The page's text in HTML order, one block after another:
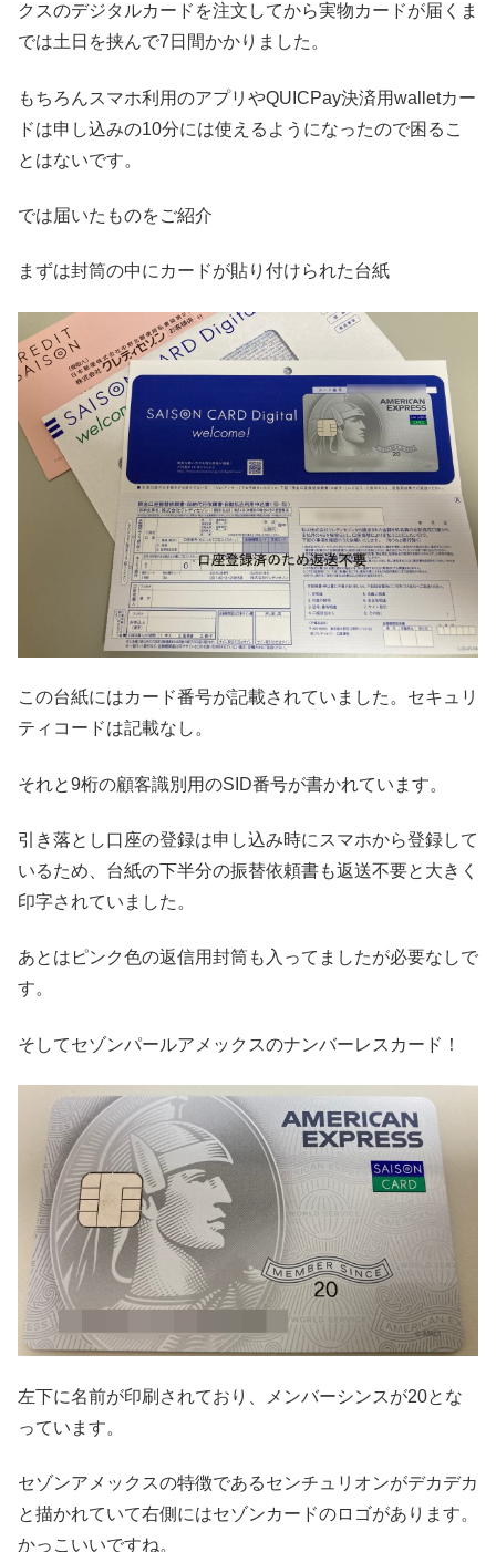
クスのデジタルカードを注文してから実物カードが届くま
では土日を挟んで7日間かかりました。
もちろんスマホ利用のアプリやQUICPay決済用walletカー
ドは申し込みの10分には使えるようになったので困るこ
とはないです。
では届いたものをご紹介
まずは封筒の中にカードが貼り付けられた台紙
この台紙にはカード番号が記載されていました。セキュリ
ティコードは記載なし。
それと9桁の顧客識別用のSID番号が書かれています。
引き落とし口座の登録は申し込み時にスマホから登録して
いるため、台紙の下半分の振替依頼書も返送不要と大きく
印字されていました。
あとはピンク色の返信用封筒も入ってましたが必要なしで
す。
そしてセゾンパールアメックスのナンバーレスカード！
左下に名前が印刷されており、メンバーシンスが20とな
っています。
セゾンアメックスの特徴であるセンチュリオンがデカデカ
と描かれていて右側にはセゾンカードのロゴがあります。
かっこいいですね。